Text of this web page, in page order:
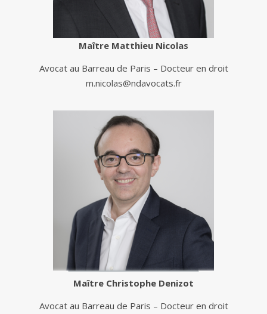
Maître Matthieu Nicolas
Avocat au Barreau de Paris – Docteur en droit
m.nicolas@ndavocats.fr
Maître Christophe Denizot
Avocat au Barreau de Paris – Docteur en droit